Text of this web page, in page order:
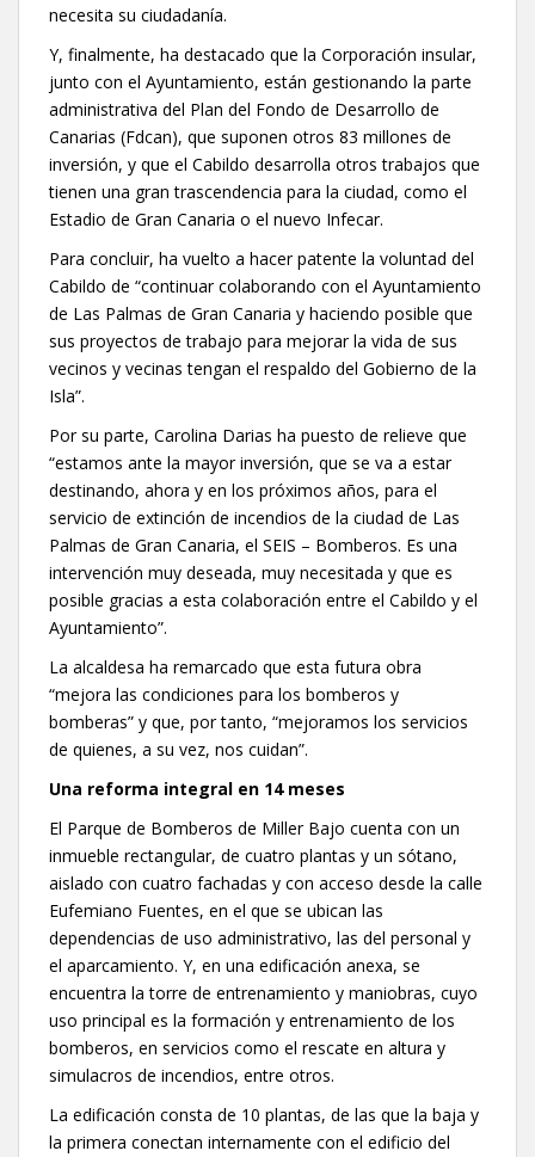
necesita su ciudadanía.
Y, finalmente, ha destacado que la Corporación insular,
junto con el Ayuntamiento, están gestionando la parte
administrativa del Plan del Fondo de Desarrollo de
Canarias (Fdcan), que suponen otros 83 millones de
inversión, y que el Cabildo desarrolla otros trabajos que
tienen una gran trascendencia para la ciudad, como el
Estadio de Gran Canaria o el nuevo Infecar.
Para concluir, ha vuelto a hacer patente la voluntad del
Cabildo de “continuar colaborando con el Ayuntamiento
de Las Palmas de Gran Canaria y haciendo posible que
sus proyectos de trabajo para mejorar la vida de sus
vecinos y vecinas tengan el respaldo del Gobierno de la
Isla”.
Por su parte, Carolina Darias ha puesto de relieve que
“estamos ante la mayor inversión, que se va a estar
destinando, ahora y en los próximos años, para el
servicio de extinción de incendios de la ciudad de Las
Palmas de Gran Canaria, el SEIS – Bomberos. Es una
intervención muy deseada, muy necesitada y que es
posible gracias a esta colaboración entre el Cabildo y el
Ayuntamiento”.
La alcaldesa ha remarcado que esta futura obra
“mejora las condiciones para los bomberos y
bomberas” y que, por tanto, “mejoramos los servicios
de quienes, a su vez, nos cuidan”.
Una reforma integral en 14 meses
El Parque de Bomberos de Miller Bajo cuenta con un
inmueble rectangular, de cuatro plantas y un sótano,
aislado con cuatro fachadas y con acceso desde la calle
Eufemiano Fuentes, en el que se ubican las
dependencias de uso administrativo, las del personal y
el aparcamiento. Y, en una edificación anexa, se
encuentra la torre de entrenamiento y maniobras, cuyo
uso principal es la formación y entrenamiento de los
bomberos, en servicios como el rescate en altura y
simulacros de incendios, entre otros.
La edificación consta de 10 plantas, de las que la baja y
la primera conectan internamente con el edificio del